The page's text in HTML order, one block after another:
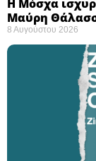
Η Μόσχα
Μαύρη
8 Αυγούστου 2026